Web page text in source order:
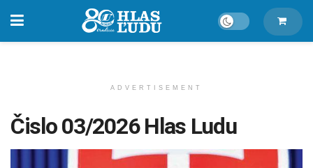
ADVERTISEMENT
Čislo 03/2026 Hlas Ludu